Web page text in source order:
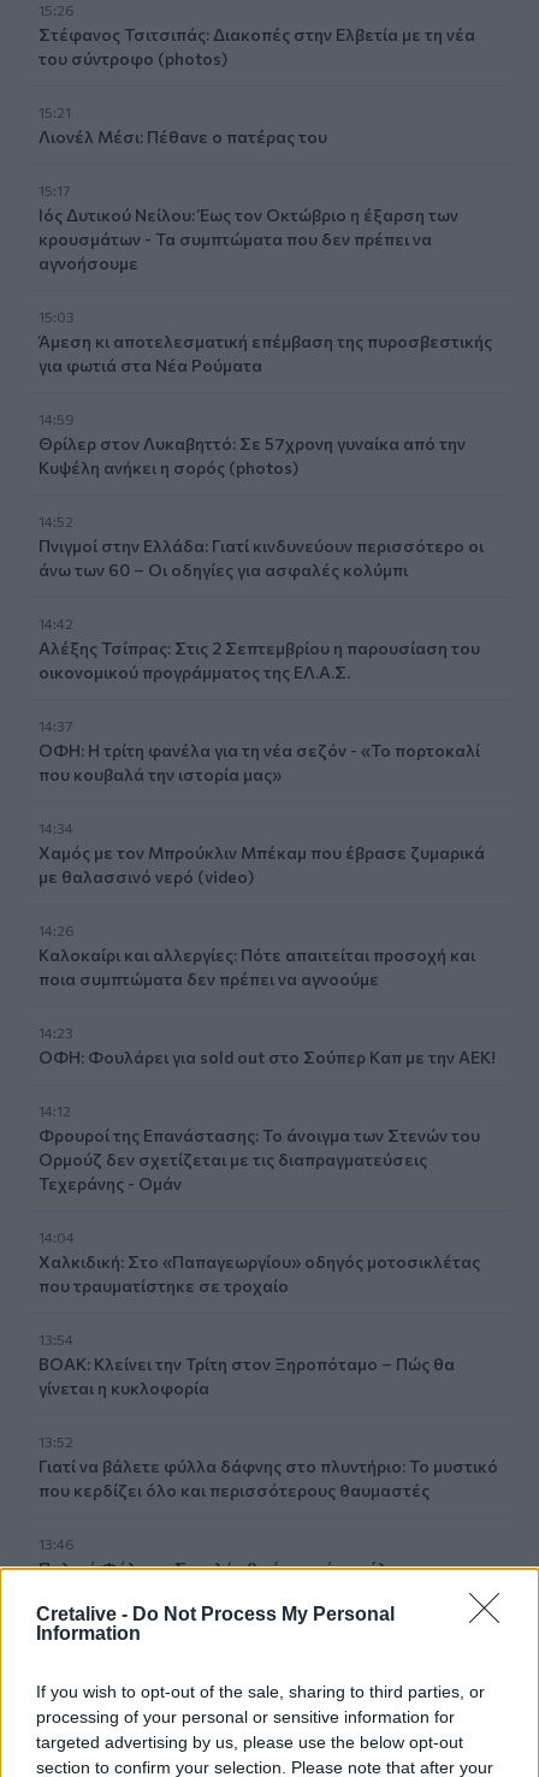
Cretalive - Do Not Process My Personal
Information
If you wish to opt-out of the sale, sharing to third parties, or
processing of your personal or sensitive information for
targeted advertising by us, please use the below opt-out
section to confirm your selection. Please note that after your
15:26
Στέφανος Τσιτσιπάς: Διακοπές στην Ελβετία με τη νέα
του σύντροφο (photos)
15:21
Λιονέλ Μέσι: Πέθανε ο πατέρας του
15:17
Ιός Δυτικού Νείλου: Έως τον Οκτώβριο η έξαρση των
κρουσμάτων - Τα συμπτώματα που δεν πρέπει να
αγνοήσουμε
15:03
Άμεση κι αποτελεσματική επέμβαση της πυροσβεστικής
για φωτιά στα Νέα Ρούματα
14:59
Θρίλερ στον Λυκαβηττό: Σε 57χρονη γυναίκα από την
Κυψέλη ανήκει η σορός (photos)
14:52
Πνιγμοί στην Ελλάδα: Γιατί κινδυνεύουν περισσότερο οι
άνω των 60 – Οι οδηγίες για ασφαλές κολύμπι
14:42
Αλέξης Τσίπρας: Στις 2 Σεπτεμβρίου η παρουσίαση του
οικονομικού προγράμματος της ΕΛ.Α.Σ.
14:37
ΟΦΗ: Η τρίτη φανέλα για τη νέα σεζόν - «Το πορτοκαλί
που κουβαλά την ιστορία μας»
14:34
Χαμός με τον Μπρούκλιν Μπέκαμ που έβρασε ζυμαρικά
με θαλασσινό νερό (video)
14:26
Καλοκαίρι και αλλεργίες: Πότε απαιτείται προσοχή και
ποια συμπτώματα δεν πρέπει να αγνοούμε
14:23
ΟΦΗ: Φουλάρει για sold out στο Σούπερ Καπ με την ΑΕΚ!
14:12
Φρουροί της Επανάστασης: Το άνοιγμα των Στενών του
Ορμούζ δεν σχετίζεται με τις διαπραγματεύσεις
Τεχεράνης - Ομάν
14:04
Χαλκιδική: Στο «Παπαγεωργίου» οδηγός μοτοσικλέτας
που τραυματίστηκε σε τροχαίο
13:54
ΒΟΑΚ: Κλείνει την Τρίτη στον Ξηροπόταμο – Πώς θα
γίνεται η κυκλοφορία
13:52
Γιατί να βάλετε φύλλα δάφνης στο πλυντήριο: Το μυστικό
που κερδίζει όλο και περισσότερους θαυμαστές
13:46
Παλαιό Φάληρο: Συνελήφθη ένα ακόμα μέλος της
απαγορεύσεις σε δάση και φαράγγια
13:28
Συναγερμός για τους ισχυρούς ανέμους – Το...